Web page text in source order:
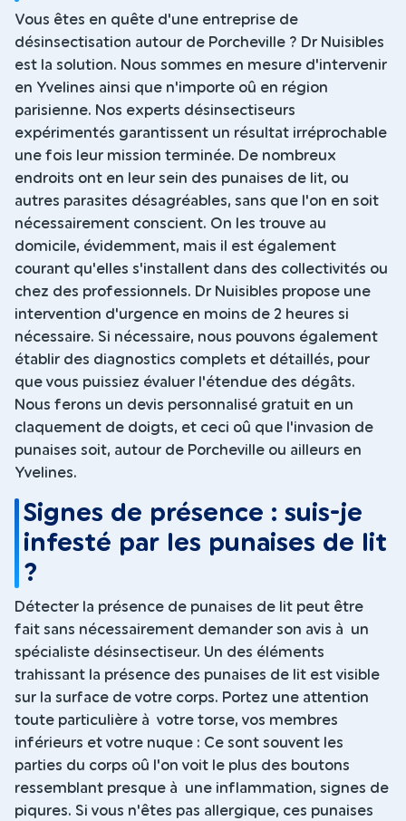
Vous êtes en quête d'une entreprise de
désinsectisation autour de Porcheville ? Dr Nuisibles
est la solution. Nous sommes en mesure d'intervenir
en Yvelines ainsi que n'importe oû en région
parisienne. Nos experts désinsectiseurs
expérimentés garantissent un résultat irréprochable
une fois leur mission terminée. De nombreux
endroits ont en leur sein des punaises de lit, ou
autres parasites désagréables, sans que l'on en soit
nécessairement conscient. On les trouve au
domicile, évidemment, mais il est également
courant qu'elles s'installent dans des collectivités ou
chez des professionnels. Dr Nuisibles propose une
intervention d'urgence en moins de 2 heures si
nécessaire. Si nécessaire, nous pouvons également
établir des diagnostics complets et détaillés, pour
que vous puissiez évaluer l'étendue des dégâts.
Nous ferons un devis personnalisé gratuit en un
claquement de doigts, et ceci oû que l'invasion de
punaises soit, autour de Porcheville ou ailleurs en
Yvelines.
Signes de présence : suis-je
infesté par les punaises de lit
?
Détecter la présence de punaises de lit peut être
fait sans nécessairement demander son avis à un
spécialiste désinsectiseur. Un des éléments
trahissant la présence des punaises de lit est visible
sur la surface de votre corps. Portez une attention
toute particulière à votre torse, vos membres
inférieurs et votre nuque : Ce sont souvent les
parties du corps oû l'on voit le plus des boutons
ressemblant presque à une inflammation, signes de
piqures. Si vous n'êtes pas allergique, ces punaises